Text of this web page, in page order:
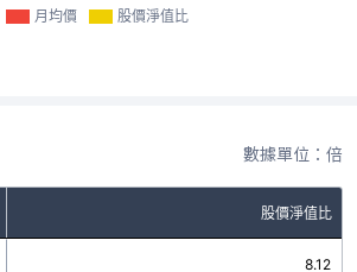
月均價 股價淨值比
數據單位：倍
股價淨值比
8.12